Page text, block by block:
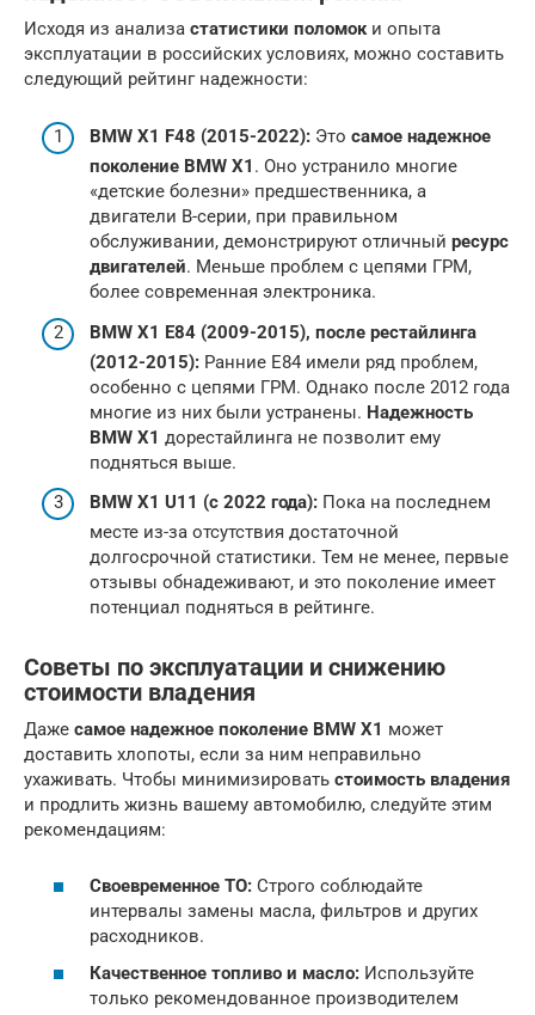
Исходя из анализа статистики поломок и опыта
эксплуатации в российских условиях, можно составить
следующий рейтинг надежности:
BMW X1 F48 (2015-2022): Это самое надежное
поколение BMW X1 . Оно устранило многие
«детские болезни» предшественника, а
двигатели B-серии, при правильном
обслуживании, демонстрируют отличный ресурс
двигателей. Меньше проблем с цепями ГРМ,
более современная электроника.
BMW X1 E84 (2009-2015), после рестайлинга
(2012-2015): Ранние E84 имели ряд проблем,
особенно с цепями ГРМ. Однако после 2012 года
многие из них были устранены. Надежность
BMW X1 дорестайлинга не позволит ему
подняться выше.
BMW X1 U11 (с 2022 года): Пока на последнем
месте из-за отсутствия достаточной
долгосрочной статистики. Тем не менее, первые
отзывы обнадеживают, и это поколение имеет
потенциал подняться в рейтинге.
Советы по эксплуатации и снижению
стоимости владения
Даже самое надежное поколение BMW X1 может
доставить хлопоты, если за ним неправильно
ухаживать. Чтобы минимизировать стоимость владения
и продлить жизнь вашему автомобилю, следуйте этим
рекомендациям:
Своевременное ТО: Строго соблюдайте
интервалы замены масла, фильтров и других
расходников.
Качественное топливо и масло: Используйте
только рекомендованное производителем